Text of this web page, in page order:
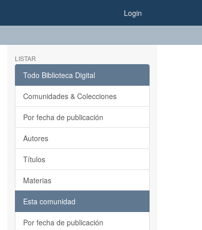
Login
LISTAR
Todo Biblioteca Digital
Comunidades & Colecciones
Por fecha de publicación
Autores
Títulos
Materias
Esta comunidad
Por fecha de publicación